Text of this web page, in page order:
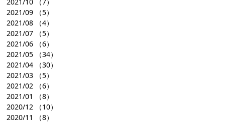
2021/09 （5）
2021/08 （4）
2021/07 （5）
2021/06 （6）
2021/05 （34）
2021/04 （30）
2021/03 （5）
2021/02 （6）
2021/01
（8）
2020/12 （10）
2020/11
（8）